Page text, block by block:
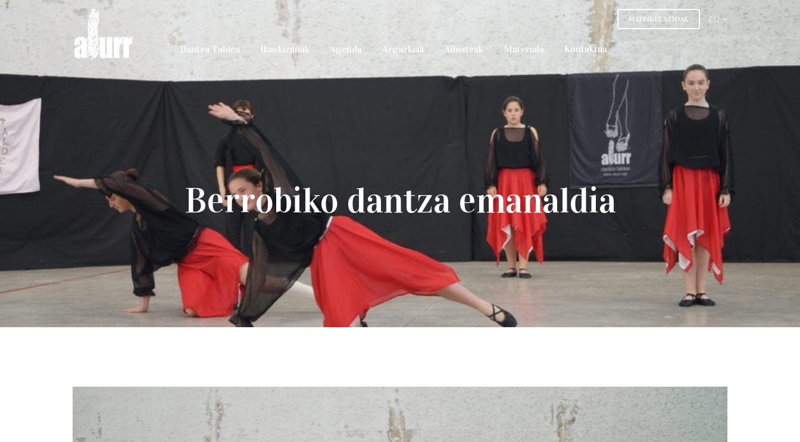
MATRIKULAZIOAK EU
Dantza Taldea Ikuskizunak Agenda Argazkiak Albisteak Materiala Kontaktua
Berrobiko dantza emanaldia